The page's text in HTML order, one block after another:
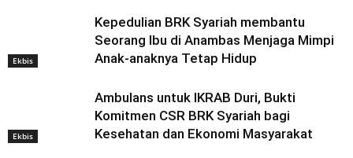
Ekbis
Kepedulian BRK Syariah membantu
Seorang Ibu di Anambas Menjaga Mimpi
Anak-anaknya Tetap Hidup
Ekbis
Ambulans untuk IKRAB Duri, Bukti
Komitmen CSR BRK Syariah bagi
Kesehatan dan Ekonomi Masyarakat